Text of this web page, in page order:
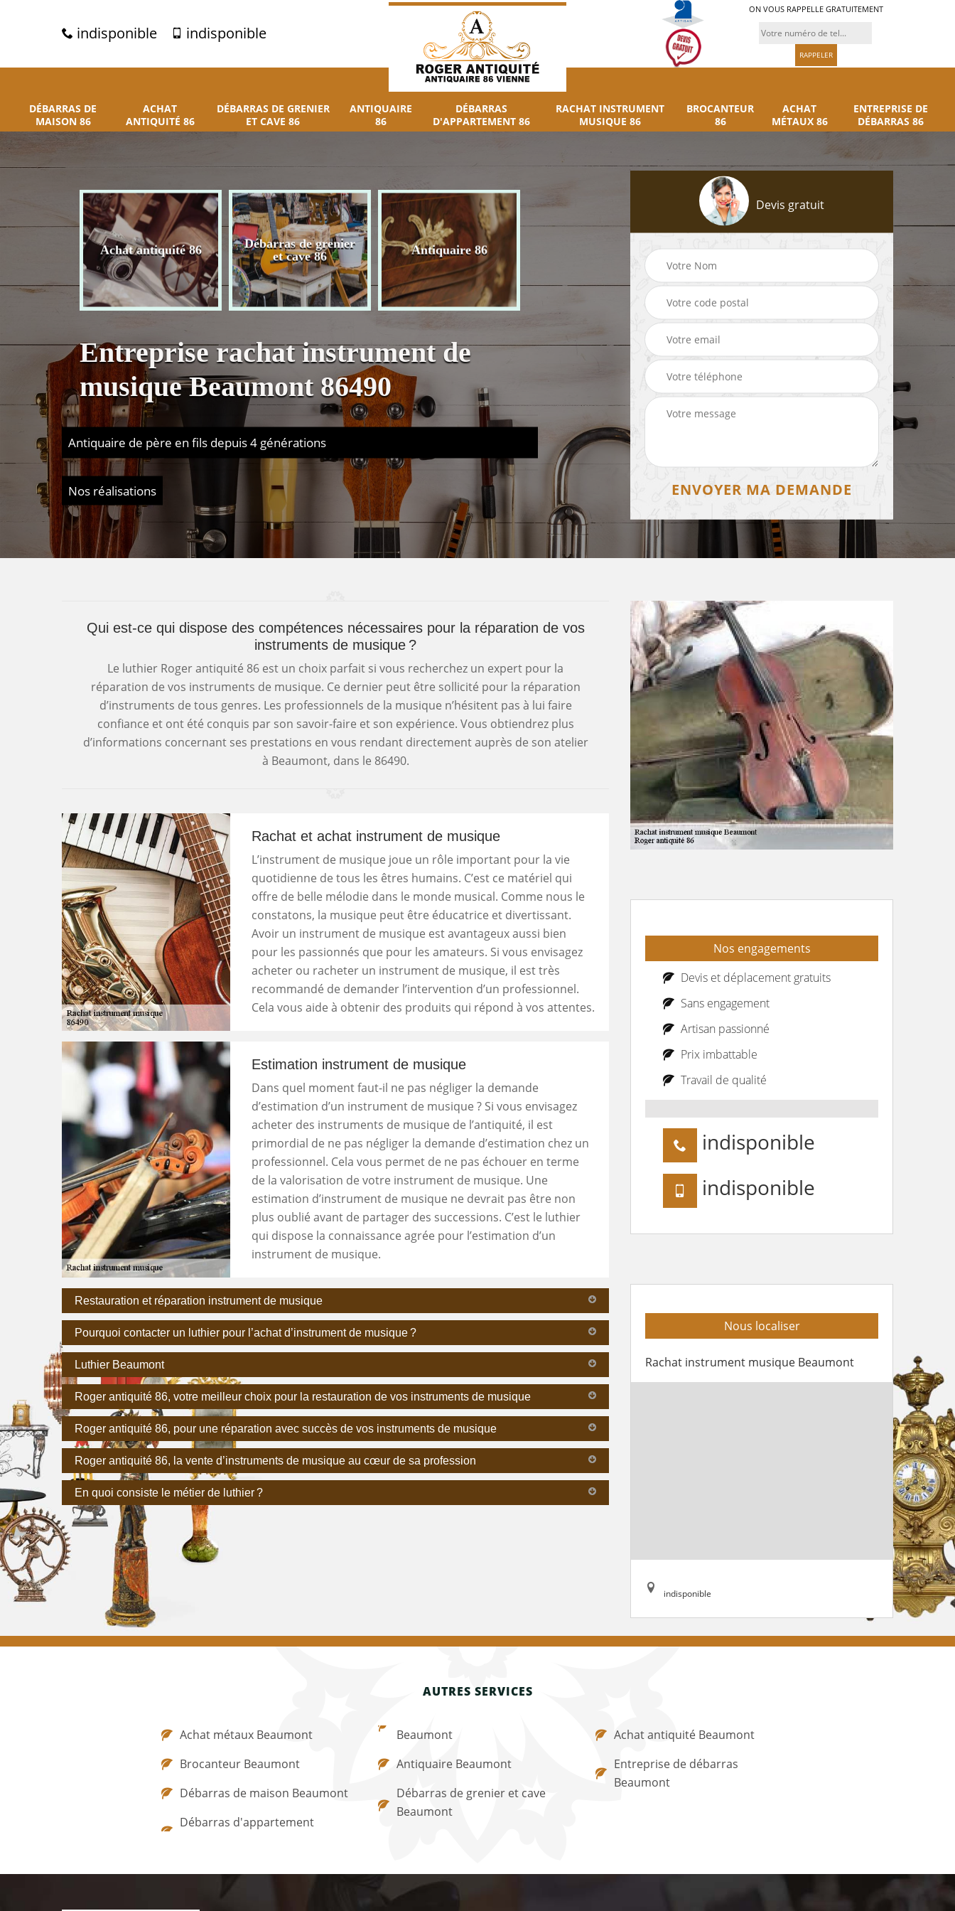
indisponible indisponible
ON VOUS RAPPELLE GRATUITEMENT
DÉBARRAS DE
MAISON 86
ACHAT
ANTIQUITÉ 86
DÉBARRAS DE GRENIER
ET CAVE 86
ANTIQUAIRE
86
DÉBARRAS
D'APPARTEMENT 86
RACHAT INSTRUMENT
MUSIQUE 86
BROCANTEUR
86
ACHAT
MÉTAUX 86
ENTREPRISE DE
DÉBARRAS 86
Achat antiquité 86
Débarras de grenier
et cave 86
Antiquaire 86
d'appartement 86
Brocanteur 86
Entreprise rachat instrument de
musique Beaumont 86490
Antiquaire de père en fils depuis 4 générations
Nos réalisations
Devis gratuit
Qui est-ce qui dispose des compétences nécessaires pour la réparation de vos
instruments de musique ?
Le luthier Roger antiquité 86 est un choix parfait si vous recherchez un expert pour la
réparation de vos instruments de musique. Ce dernier peut être sollicité pour la réparation
d’instruments de tous genres. Les professionnels de la musique n’hésitent pas à lui faire
confiance et ont été conquis par son savoir-faire et son expérience. Vous obtiendrez plus
d’informations concernant ses prestations en vous rendant directement auprès de son atelier
à Beaumont, dans le 86490.
Rachat et achat instrument de musique
L’instrument de musique joue un rôle important pour la vie
quotidienne de tous les êtres humains. C’est ce matériel qui
offre de belle mélodie dans le monde musical. Comme nous le
constatons, la musique peut être éducatrice et divertissant.
Avoir un instrument de musique est avantageux aussi bien
pour les passionnés que pour les amateurs. Si vous envisagez
acheter ou racheter un instrument de musique, il est très
recommandé de demander l’intervention d’un professionnel.
Cela vous aide à obtenir des produits qui répond à vos attentes.
Estimation instrument de musique
Dans quel moment faut-il ne pas négliger la demande
d’estimation d’un instrument de musique ? Si vous envisagez
acheter des instruments de musique de l’antiquité, il est
primordial de ne pas négliger la demande d’estimation chez un
professionnel. Cela vous permet de ne pas échouer en terme
de la valorisation de votre instrument de musique. Une
estimation d’instrument de musique ne devrait pas être non
plus oublié avant de partager des successions. C’est le luthier
qui dispose la connaissance agrée pour l’estimation d’un
instrument de musique.
Restauration et réparation instrument de musique
Pourquoi contacter un luthier pour l’achat d’instrument de musique ?
Luthier Beaumont
Roger antiquité 86, votre meilleur choix pour la restauration de vos instruments de musique
Roger antiquité 86, pour une réparation avec succès de vos instruments de musique
Roger antiquité 86, la vente d’instruments de musique au cœur de sa profession
En quoi consiste le métier de luthier ?
Nos engagements
Devis et déplacement gratuits
Sans engagement
Artisan passionné
Prix imbattable
Travail de qualité
indisponible
indisponible
Nous localiser
Rachat instrument musique Beaumont
indisponible
AUTRES SERVICES
Achat métaux Beaumont
Brocanteur Beaumont
Débarras de maison Beaumont
Débarras d'appartement
Beaumont
Antiquaire Beaumont
Débarras de grenier et cave
Beaumont
Achat antiquité Beaumont
Entreprise de débarras
Beaumont